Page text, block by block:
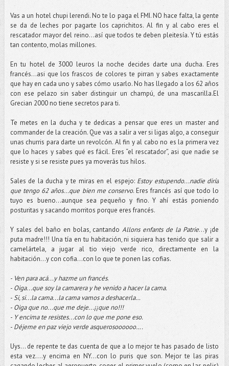
Vas a un hotel chupi lerendi. No te lo paga el FMI. NO hace falta, la gente
se da de leches por pagarte los caprichitos. Al fin y al cabo eres el
rescatador mayor del reino…así que todos te deben pleitesía. Y tú estás
tan contento, molas millones.
En tu hotel de 3000 leuros la noche decides darte una ducha. Eres
francés...asi que los frascos de colores te pirran y sabes exactamente
que hay en cada uno y sabes cómo usarlo. No has llegado a los 62 años
con ese pelazo sin saber distinguir un champú, de una mascarilla.El
Grecian 2000 no tiene secretos para ti.
Te metes en la ducha y te dedicas a pensar que eres un master and
commander de la creación. Que vas a salir a ver si ligas algo, a conseguir
unas churris para darte un revolcón. Al fin y al cabo no es la primera vez
que lo haces y sabes qué es fácil. Eres “el rescatador”, asi que nadie se
resiste y si se resiste pues ya moverás tus hilos.
Sales de la ducha y te miras en el espejo: Estoy estupendo...nadie diría
que tengo 62 años...que bien me conservo. Eres francés así que todo lo
tuyo es bueno...aunque sea pequeño y fino. Y ahí estás poniendo
posturitas y sacando morritos porque eres francés.
Y sales del baño en bolas, cantandoAllons enfants de la Patrie…y ¡de
puta madre!!! Una tía en tu habitación, ni siquiera has tenido que salir a
camelártela, a jugar al tio viejo verde rico, directamente en la
habitación…y con cofia...con lo que te ponen las cofias.
- Ven para acá...y hazme un francés.
- Oiga...que soy la camarera y he venido a hacer la cama.
-Si, si...la cama...la cama vamos a deshacerla…
- Oiga que no...que me deje...¡¡que no!!!
- Y encima te resistes...con lo que me pone eso.
- Déjeme en paz viejo verde asquerosoooooo….
Uys… de repente te das cuenta de que a lo mejor te has pasado de listo
esta vez….y encima en NY...con lo puris que son. Mejor te las piras